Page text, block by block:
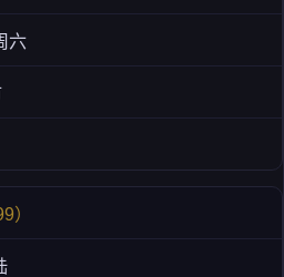
六
）